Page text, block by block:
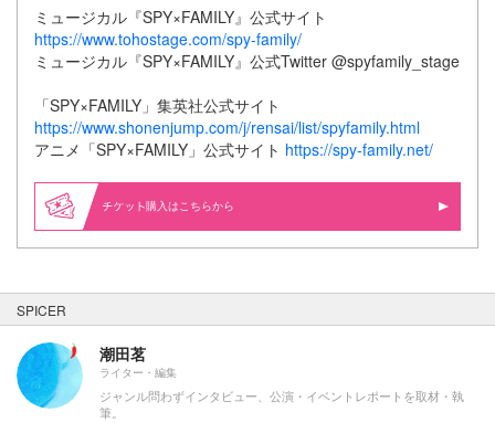
ミュージカル『SPY×FAMILY』公式サイト
https://www.tohostage.com/spy-family/
ミュージカル『SPY×FAMILY』公式Twitter @spyfamily_stage
「SPY×FAMILY」集英社公式サイト
https://www.shonenjump.com/j/rensai/list/spyfamily.html
アニメ「SPY×FAMILY」公式サイト https://spy-family.net/
購入はこちらから
SPICER
潮田茗
ライター・編集
ジャンル問わずインタビュー、公演・イベントレポートを取材・執
筆。